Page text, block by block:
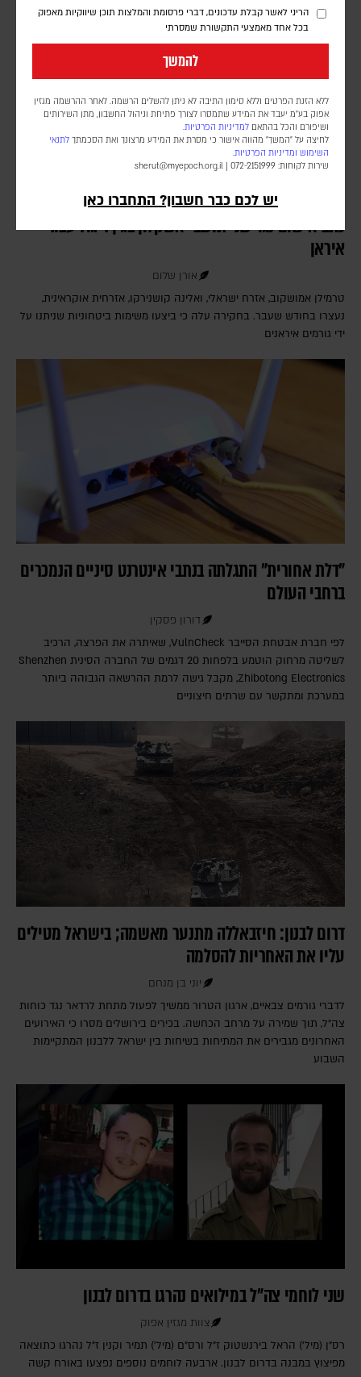
הריני לאשר קבלת עדכונים, דברי פרסומת והמלצות תוכן שיווקיות מאפוק
בכל אחד מאמצעי התקשורת שמסרתי
להמשך
ללא הזנת הפרטים וללא סימון התיבה לא ניתן להשלים הרשמה. לאחר ההרשמה מגזין
אפוק בע״מ יעבד את המידע שתמסרו לצורך פתיחת וניהול החשבון, מתן השירותים
ושיפורם והכל בהתאם למדיניות הפרטיות.
לחיצה על "המשך" מהווה אישור כי מסרת את המידע מרצונך ואת הסכמתך לתנאי
השימוש ומדיניות הפרטיות.
שירות לקוחות: 072-2151999 |
sherut@myepoch.org.il
יש לכם כבר חשבון? התחברו כאן
כתב אישום נגד שני תושבי אשקלון בגין ריגול עבור
איראן
אורן שלום
טרמילן אמושקוב, אזרח ישראלי, ואלינה קושנירקו, אזרחית אוקראינית,
נעצרו בחודש שעבר. בחקירה עלה כי ביצעו משימות ביטחוניות שניתנו על
ידי גורמים איראנים
"דלת אחורית" התגלתה בנתבי אינטרנט סיניים הנמכרים
ברחבי העולם
דורון פסקין
לפי חברת אבטחת הסייבר VulnCheck‎, שאיתרה את הפרצה, הרכיב
לשליטה מרחוק הוטמע בלפחות 20 דגמים של החברה הסינית Shenzhen
Zhibotong Electronics‎, מקבל גישה לרמת ההרשאה הגבוהה ביותר
במערכת ומתקשר עם שרתים חיצוניים
דרום לבנון: חיזבאללה מתנער מאשמה; בישראל מטילים
עליו את האחריות להסלמה
יוני בן מנחם
לדברי גורמים צבאיים, ארגון הטרור ממשיך לפעול מתחת לרדאר נגד כוחות
צה"ל, תוך שמירה על מרחב הכחשה. בכירים בירושלים מסרו כי האירועים
האחרונים מגבירים את המתיחות בשיחות בין ישראל ללבנון המתקיימות
השבוע
שני לוחמי צה"ל במילואים נהרגו בדרום לבנון
צוות מגזין אפוק
רס"ן (מיל') הראל בירנשטוק ז"ל ורס"ם (מיל') תמיר וקנין ז"ל נהרגו כתוצאה
מפיצוץ במבנה בדרום לבנון. ארבעה לוחמים נוספים נפצעו באורח קשה